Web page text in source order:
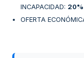
INCAPACIDAD: 20%
OFERTA